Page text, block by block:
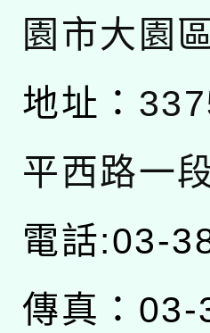
園市大園
地址：
平西路一
電話:03-
傳真：